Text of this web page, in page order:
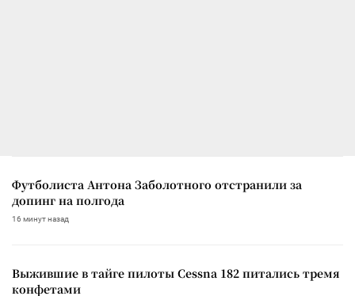
Футболиста Антона Заболотного отстранили за
допинг на полгода
16 минут назад
Выжившие в тайге пилоты Cessna 182 питались тремя
конфетами